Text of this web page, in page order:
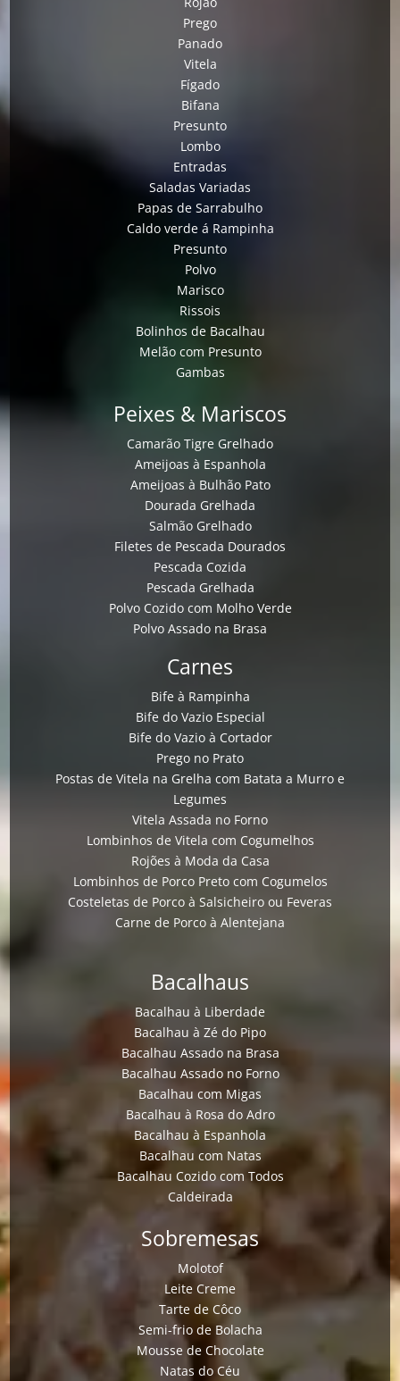
Prego
Panado
Vitela
Fígado
Bifana
Presunto
Lombo
Entradas
Saladas Variadas
Papas de Sarrabulho
Caldo verde á Rampinha
Presunto
Polvo
Marisco
Rissois
Bolinhos de Bacalhau
Melão com Presunto
Gambas
Peixes & Mariscos
Camarão Tigre Grelhado
Ameijoas à Espanhola
Ameijoas à Bulhão Pato
Dourada Grelhada
Salmão Grelhado
Filetes de Pescada Dourados
Pescada Cozida
Pescada Grelhada
Polvo Cozido com Molho Verde
Polvo Assado na Brasa
Carnes
Bife à Rampinha
Bife do Vazio Especial
Bife do Vazio à Cortador
Prego no Prato
Postas de Vitela na Grelha com Batata a Murro e
Legumes
Vitela Assada no Forno
Lombinhos de Vitela com Cogumelhos
Rojões à Moda da Casa
Lombinhos de Porco Preto com Cogumelos
Costeletas de Porco à Salsicheiro ou Feveras
Carne de Porco à Alentejana
Bacalhaus
Bacalhau à Liberdade
Bacalhau à Zé do Pipo
Bacalhau Assado na Brasa
Bacalhau Assado no Forno
Bacalhau com Migas
Bacalhau à Rosa do Adro
Bacalhau à Espanhola
Bacalhau com Natas
Bacalhau Cozido com Todos
Caldeirada
Sobremesas
Molotof
Leite Creme
Tarte de Côco
Semi-frio de Bolacha
Mousse de Chocolate
Natas do Céu